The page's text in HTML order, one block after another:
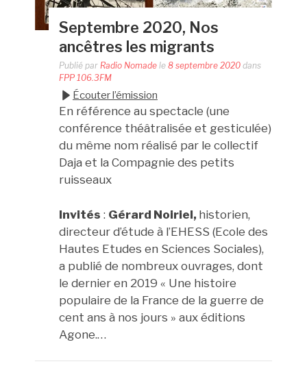
Septembre 2020, Nos
ancêtres les migrants
Publié par Radio Nomadele 8 septembre 2020dans
FPP 106.3FM
Écouter l’émission
En référence au spectacle (une
conférence théâtralisée et gesticulée)
du même nom réalisé par le collectif
Daja et la Compagnie des petits
ruisseaux
Invités : Gérard Noiriel, historien,
directeur d’étude à l’EHESS (Ecole des
Hautes Etudes en Sciences Sociales),
a publié de nombreux ouvrages, dont
le dernier en 2019 « Une histoire
populaire de la France de la guerre de
cent ans à nos jours » aux éditions
Agone.…